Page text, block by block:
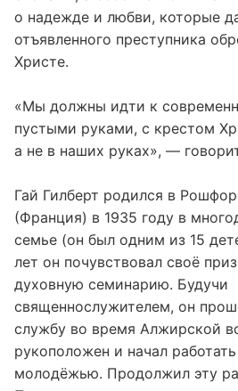
словами, а собственной
о надежде и любви, которые
отъявленного преступника
«Мы должны идти к
пустыми руками, с крестом
Гай Гилберт родился в
(Франция) в 1935 году в
семье (он был одним из 15
лет он почувствовал своё
духовную семинарию. Будучи
священнослужителем, он
службу во время Алжирской
рукоположен и начал